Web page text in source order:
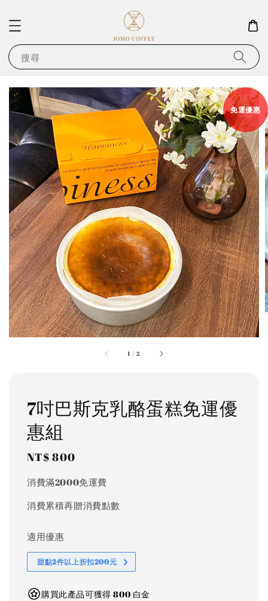
搜尋
1 /2
免運優惠
7吋巴斯克乳酪蛋糕免運優
惠組
Regular
NT$ 800
消費滿2000免運費
消費累積再贈消費點數
適用優惠
甜點2件以上折扣200元
購買此產品可獲得 800 白金